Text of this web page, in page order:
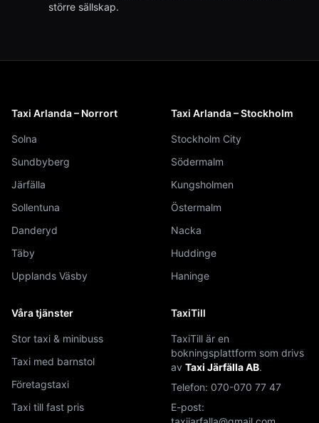
större sällskap.
Taxi Arlanda – Norrort
Solna
Sundbyberg
Järfälla
Sollentuna
Danderyd
Täby
Upplands Väsby
Taxi Arlanda – Stockholm
Stockholm City
Södermalm
Kungsholmen
Östermalm
Nacka
Huddinge
Haninge
Våra tjänster
Stor taxi & minibuss
Taxi med barnstol
Företagstaxi
Taxi till fast pris
TaxiTill
TaxiTill är en
bokningsplattform som drivs
av Taxi Järfälla AB.
Telefon: 070-070 77 47
E-post: